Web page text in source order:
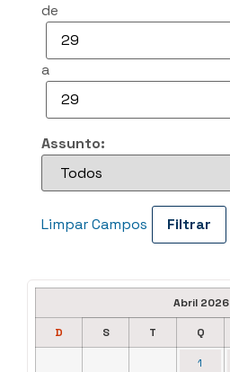
de
a
Assunto:
Limpar Campos
Abril 2026
D S T Q
1